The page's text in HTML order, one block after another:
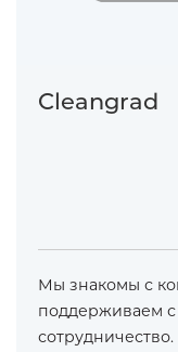
Cleangrad
Мы знакомы с
поддерживаем